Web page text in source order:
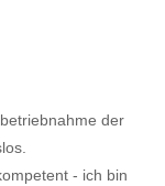
der
- ich bin